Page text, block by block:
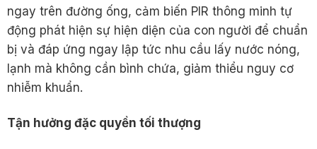
ngay trên đường ống, cảm biến PIR thông minh tự
động phát hiện sự hiện diện của con người để chuẩn
bị và đáp ứng ngay lập tức nhu cầu lấy nước nóng,
lạnh mà không cần bình chứa, giảm thiểu nguy cơ
nhiễm khuẩn.
Tận hưởng đặc quyền tối thượng